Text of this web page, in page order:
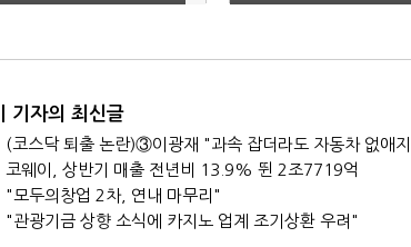
6%↑
기자의 최신글
코웨이, 상반기 매출 전년비 13.9% 뛴 2조7719억
"모두의창업 2차, 연내 마무리"
"관광기금 상향 소식에 카지노 업계 조기상환 우려"